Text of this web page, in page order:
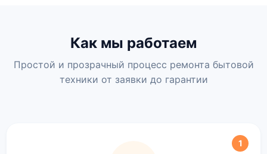
Как мы работаем
Простой и прозрачный процесс ремонта бытовой
техники от заявки до гарантии
1